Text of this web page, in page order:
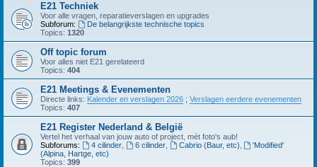
E21 Techniek
Voor alle vragen, reparatieverslagen en upgrades
Subforum:
De belangrijkste technische topics
Topics: 1320
Off topic forum
Voor alles niet E21 gerelateerd
Topics: 404
E21 Meetings & Evenementen
Directe links: Kalender en verslagen 2026 ; Verslagen eerdere evenementen
Topics: 407
E21 Register Nederland & België
Vertel het verhaal van jouw auto of project, mèt foto's aub!
Subforums:
4 cilinder, 6 cilinder, Cabrio (Baur, etc)
'Modified'
(Alpina, Hartge, etc)
Topics: 399